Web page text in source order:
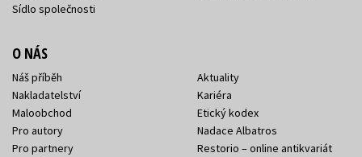
Sídlo společnosti
O NÁS
Náš příběh
Nakladatelství
Maloobchod
Pro autory
Pro partnery
Aktuality
Kariéra
Etický kodex
Nadace Albatros
Restorio – online antikvariát